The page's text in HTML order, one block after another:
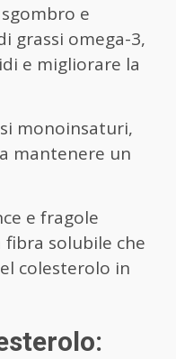
e
grassi omega-3,
e migliorare la
monoinsaturi,
mantenere un
e fragole
solubile che
colesterolo in